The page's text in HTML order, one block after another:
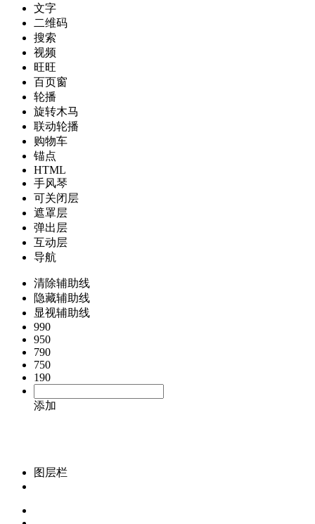
文字
二维码
搜索
视频
旺旺
百页窗
轮播
旋转木马
联动轮播
购物车
锚点
HTML
手风琴
可关闭层
遮罩层
弹出层
互动层
导航
清除辅助线
隐藏辅助线
显视辅助线
990
950
790
750
190
添加
图层栏